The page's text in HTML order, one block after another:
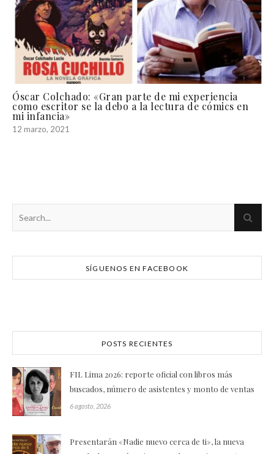
Óscar Colchado: «Gran parte de mi experiencia
como escritor se la debo a la lectura de cómics en
mi infancia»
12 marzo, 2021
SÍGUENOS EN FACEBOOK
POSTS RECIENTES
FIL Lima 2026: reporte oficial con libros más
buscados, número de asistentes y monto de ventas
6 agosto, 2026
Presentarán «Nadie nuevo cerca de ti», la nueva